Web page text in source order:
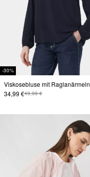
-30%
Viskosebluse mit Raglanärmeln
34,99 €49,99 €